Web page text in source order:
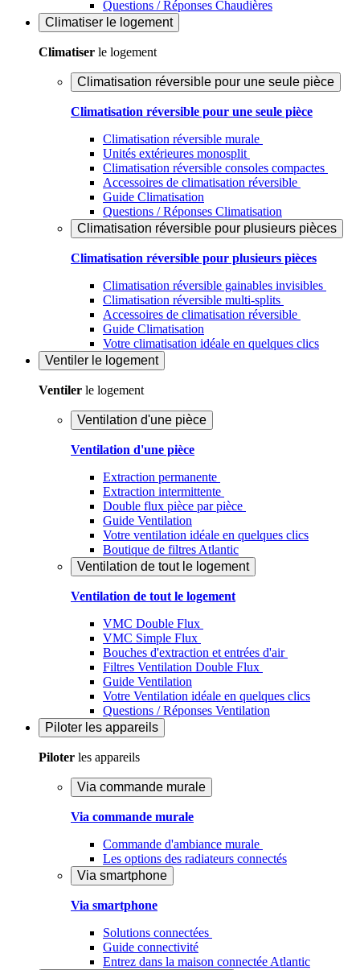
Questions / Réponses Chaudières
Climatiser le logement
Climatiser le logement
Climatisation réversible pour une seule pièce
Climatisation réversible pour une seule pièce
Climatisation réversible murale
Unités extérieures monosplit
Climatisation réversible consoles compactes
Accessoires de climatisation réversible
Guide Climatisation
Questions / Réponses Climatisation
Climatisation réversible pour plusieurs pièces
Climatisation réversible pour plusieurs pièces
Climatisation réversible gainables invisibles
Climatisation réversible multi-splits
Accessoires de climatisation réversible
Guide Climatisation
Votre climatisation idéale en quelques clics
Ventiler le logement
Ventiler le logement
Ventilation d'une pièce
Ventilation d'une pièce
Extraction permanente
Extraction intermittente
Double flux pièce par pièce
Guide Ventilation
Votre ventilation idéale en quelques clics
Boutique de filtres Atlantic
Ventilation de tout le logement
Ventilation de tout le logement
VMC Double Flux
VMC Simple Flux
Bouches d'extraction et entrées d'air
Filtres Ventilation Double Flux
Guide Ventilation
Votre Ventilation idéale en quelques clics
Questions / Réponses Ventilation
Piloter les appareils
Piloter les appareils
Via commande murale
Via commande murale
Commande d'ambiance murale
Les options des radiateurs connectés
Via smartphone
Via smartphone
Solutions connectées
Guide connectivité
Entrez dans la maison connectée Atlantic